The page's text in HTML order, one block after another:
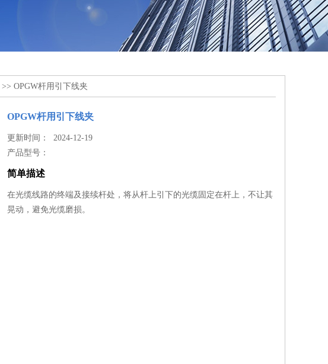
>> OPGW杆用引下线夹
OPGW杆用引下线夹
更新时间： 2024-12-19
产品型号：
简单描述
在光缆线路的终端及接续杆处，将从杆上引下的光缆固定在杆上，不让其
晃动，避免光缆磨损。